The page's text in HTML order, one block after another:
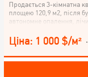
Продається 3-кімнатна
площею 120,9 м2, після
автономне опалення,
радіаторів. Наявний
на 2 поверсі 8-
квартиру і зробити її
дзвінок.
Ціна: 1 000 $/м²